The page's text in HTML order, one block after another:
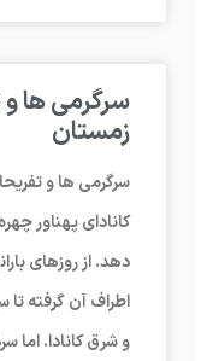
سرگرمی ها و
زمستان
سرگرمی ها و
کانادای پهناور
دهد. از روزهای
اطراف آن گرفته تا
و شرق کانادا. اما